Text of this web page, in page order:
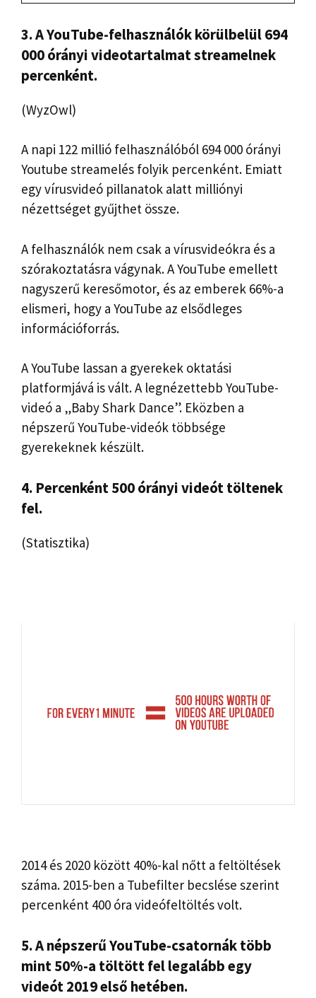
3. A YouTube-felhasználók körülbelül 694
000 órányi videotartalmat streamelnek
percenként.
(WyzOwl)
A napi 122 millió felhasználóból 694 000 órányi
Youtube streamelés folyik percenként. Emiatt
egy vírusvideó pillanatok alatt milliónyi
nézettséget gyűjthet össze.
A felhasználók nem csak a vírusvideókra és a
szórakoztatásra vágynak. A YouTube emellett
nagyszerű keresőmotor, és az emberek 66%-a
elismeri, hogy a YouTube az elsődleges
információforrás.
A YouTube lassan a gyerekek oktatási
platformjává is vált. A legnézettebb YouTube-
videó a „Baby Shark Dance”. Eközben a
népszerű YouTube-videók többsége
gyerekeknek készült.
4. Percenként 500 órányi videót töltenek
fel.
(Statisztika)
2014 és 2020 között 40%-kal nőtt a feltöltések
száma. 2015-ben a Tubefilter becslése szerint
percenként 400 óra videófeltöltés volt.
5. A népszerű YouTube-csatornák több
mint 50%-a töltött fel legalább egy
videót 2019 első hetében.